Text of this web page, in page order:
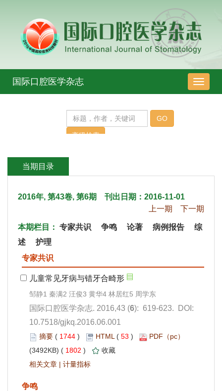
2016年, 第43卷, 第6期 刊出日期：2016-11-01
): 619-623. DOI:
10.7518/gjkq.2016.06.001
1744 ) 53 )
1802 )
|